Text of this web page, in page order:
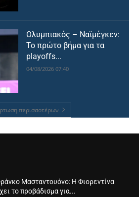
Ολυμπιακός – Ναϊμέγκεν:
Το πρώτο βήμα για τα
playoffs...
04/08/2026 07:40
περισσοτέρων
Μασταντουόνο: Η Φιορεντίνα
το προβάδισμα για...